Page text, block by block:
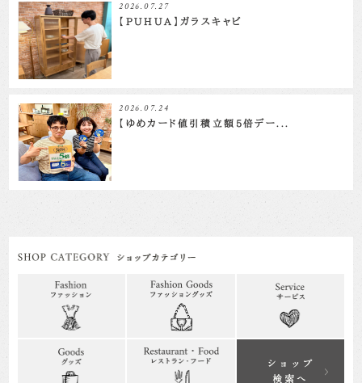
2026.07.27
【PUHUA】ガラスキャビ
2026.07.24
【ゆめカード値引積立額5倍デー...